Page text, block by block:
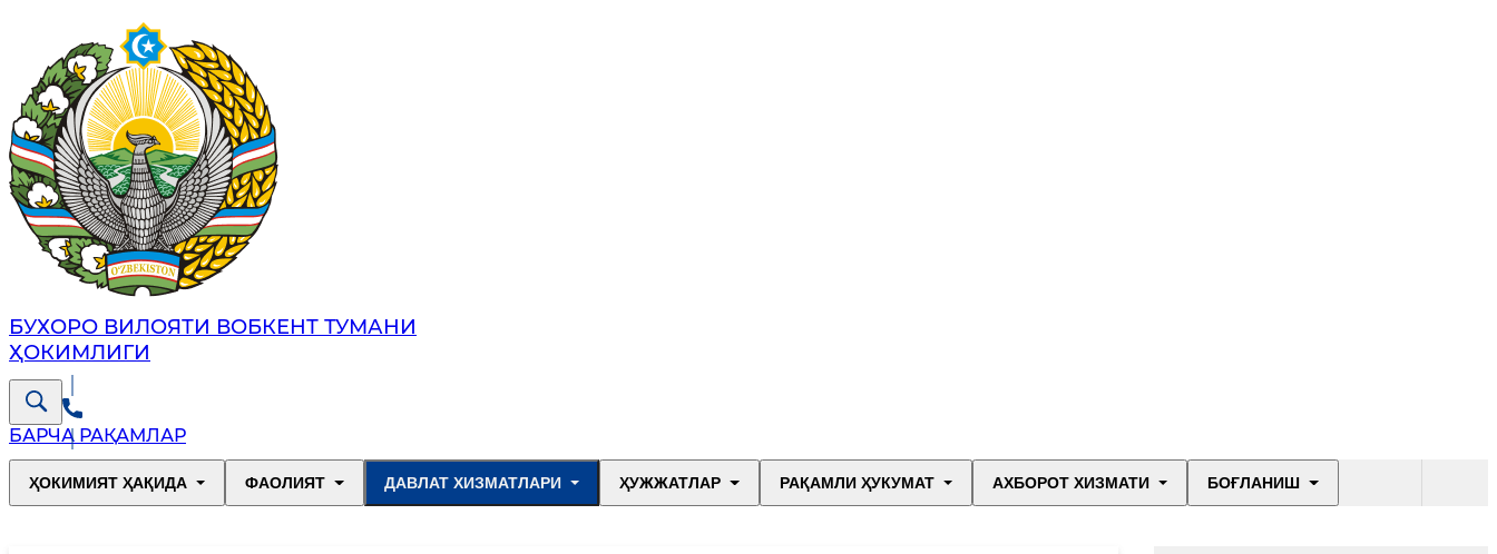
БУХОРО ВИЛОЯТИ ВОБКЕНТ ТУМАНИ
ҲОКИМЛИГИ
БАРЧА РАҚАМЛАР
ҲОКИМИЯТ ҲАҚИДА ФАОЛИЯТ ДАВЛАТ ХИЗМАТЛАРИ ҲУЖЖАТЛАР РАҚАМЛИ ҲУКУМАТ АХБОРОТ ХИЗМАТИ БОҒЛАНИШ